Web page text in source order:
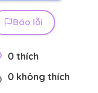
Báo lỗi
0 thích
0 không thích